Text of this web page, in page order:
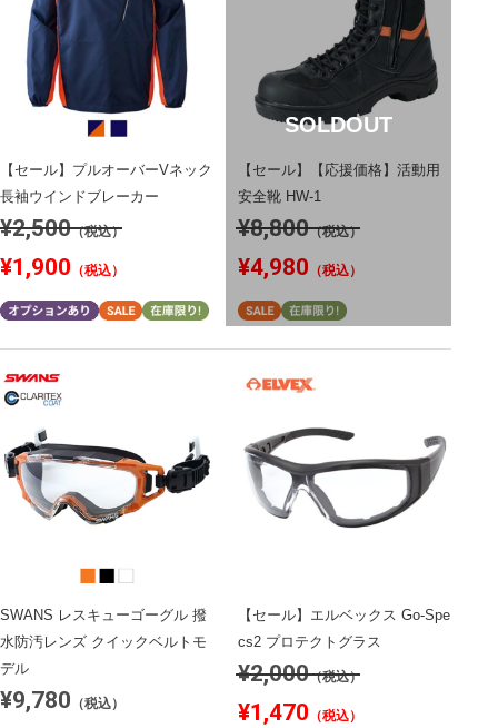
【セール】プルオーバーVネック
長袖ウインドブレーカー
¥2,500（税込）
¥1,900 （税込）
【セール】【応援価格】活動用
安全靴 HW-1
¥8,800（税込）
¥4,980 （税込）
SOLDOUT
SWANS レスキューゴーグル 撥
水防汚レンズ クイックベルトモ
デル
¥9,780 （税込）
【セール】エルベックス Go-Spe
cs2 プロテクトグラス
¥2,000（税込）
¥1,470 （税込）